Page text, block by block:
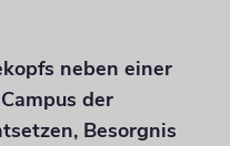
neben einer
der
Besorgnis